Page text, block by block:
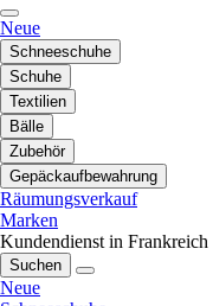
Neue
Schneeschuhe
Schuhe
Textilien
Bälle
Zubehör
Gepäckaufbewahrung
Räumungsverkauf
Marken
Kundendienst in Frankreich
Suchen
Neue